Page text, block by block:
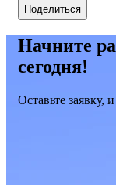
Поделиться
Начните
сегодня!
Оставьте заявку,